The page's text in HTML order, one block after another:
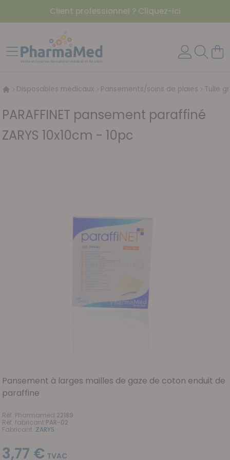
Client professionnel ? Cliquez-ici
Affichage navigation
Disposables médicaux Pansements/soins de plaies Tulle
PARAFFINET pansement paraffiné
ZARYS 10x10cm - 10pc
Pansement à larges mailles de gaze de coton enduit de
paraffine
Réf. Pharmamed:22189
Réf. fabricant:PAR-02
Fabricant : ZARYS
3,77 €